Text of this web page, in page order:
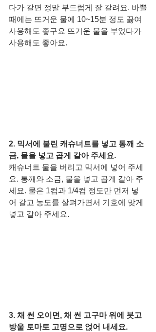
다가 갈면 정말 부드럽게 잘 갈려요. 바쁠
때에는 뜨거운 물에 10~15분 정도 끓여
사용해도 좋구요 뜨거운 물을 부었다가
사용해도 좋아요.
2. 믹서에 불린 캐슈너트를 넣고 통깨 소
금, 물을 넣고 곱게 갈아 주세요.
캐슈너트 물을 버리고 믹서에 넣어 주세
요. 통깨와 소금, 물을 넣고 곱게 갈아 주
세요. 물은 1컵과 1/4컵 정도만 먼저 넣
어 갈고 농도를 살펴가면서 기호에 맞게
넣고 갈아 주세요.
3. 채 썬 오이면, 채 썬 고구마 위에 붓고
방울 토마토 고명으로 얹어 내세요.